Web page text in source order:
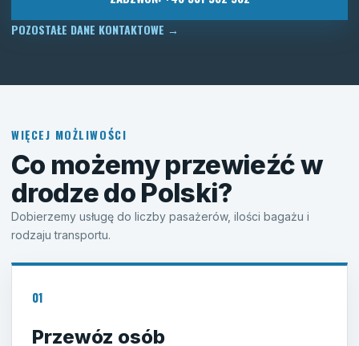
POZOSTAŁE DANE KONTAKTOWE →
WIĘCEJ MOŻLIWOŚCI
Co możemy przewieźć w
drodze do Polski?
Dobierzemy usługę do liczby pasażerów, ilości bagażu i
rodzaju transportu.
01
Przewóz osób